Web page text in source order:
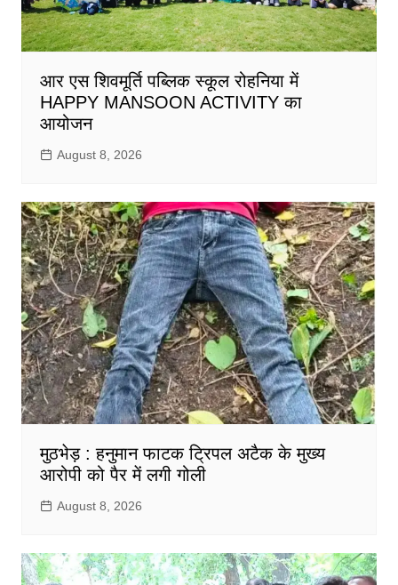
आर एस शिवमूर्ति पब्लिक स्कूल रोहनिया में
HAPPY MANSOON ACTIVITY का
आयोजन
August 8, 2026
मुठभेड़ : हनुमान फाटक ट्रिपल अटैक के मुख्य
आरोपी को पैर में लगी गोली
August 8, 2026